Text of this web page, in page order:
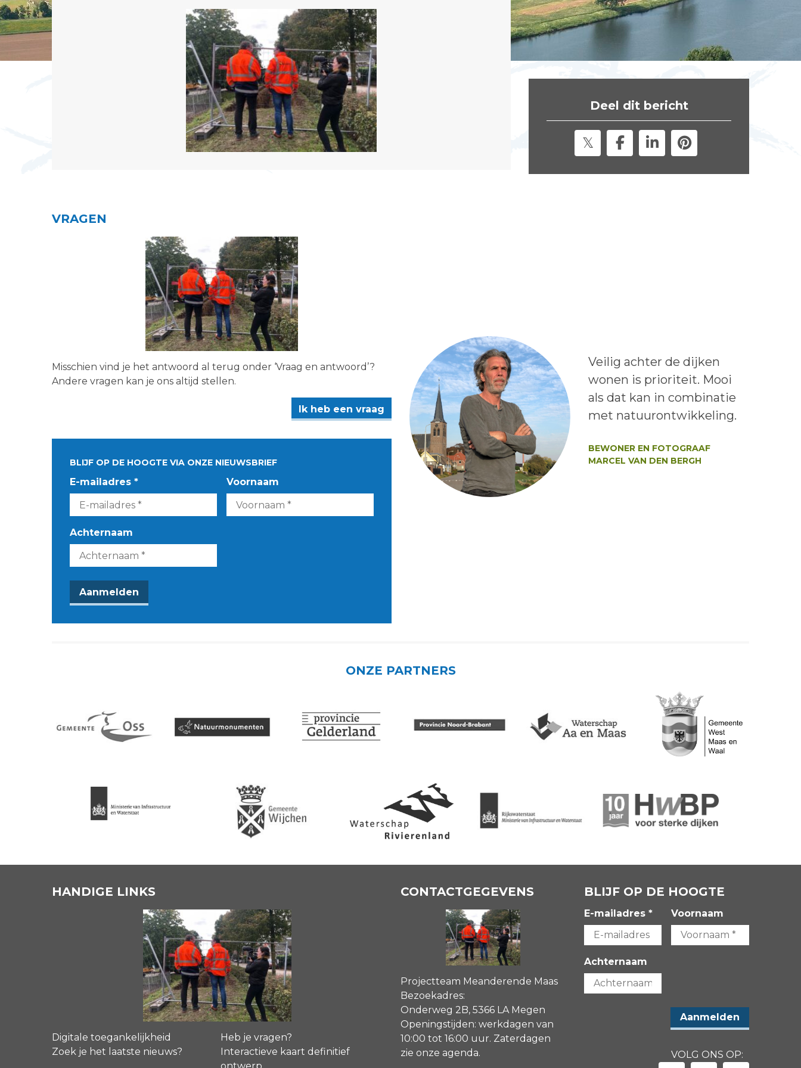
Deel dit bericht
VRAGEN
Misschien vind je het antwoord al terug onder ‘Vraag en antwoord’?
Andere vragen kan je ons altijd stellen.
Ik heb een vraag
BLIJF OP DE HOOGTE VIA ONZE NIEUWSBRIEF
E-mailadres * Voornaam
Achternaam
Lees het bericht:
Veilig achter de dijken
wonen is prioriteit. Mooi
als dat kan in combinatie
met natuurontwikkeling.
BEWONER EN FOTOGRAAF
MARCEL VAN DEN BERGH
ONZE PARTNERS
HANDIGE LINKS
Digitale toegankelijkheid
Heb je vragen?
Zoek je het laatste nieuws?
Interactieve kaart definitief
ontwerp
CONTACTGEGEVENS
Projectteam Meanderende Maas
Bezoekadres:
Onderweg 2B, 5366 LA Megen
Openingstijden: werkdagen van
10:00 tot 16:00 uur. Zaterdagen
zie onze agenda.
BLIJF OP DE HOOGTE
E-mailadres * Voornaam
Achternaam
VOLG ONS OP: